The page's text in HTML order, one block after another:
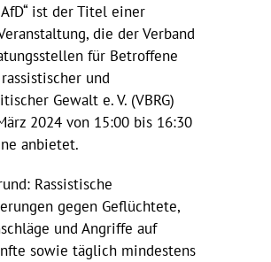
ist der Titel einer
die der Verband
für Betroffene
und
Gewalt e. V. (VBRG)
2024 von 15:00 bis 16:30
anbietet.
Rassistische
gegen Geflüchtete,
und Angriffe auf
sowie täglich mindestens